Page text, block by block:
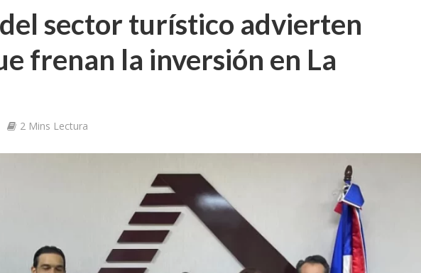
sector turístico advierten
frenan la inversión en La
2 Mins Lectura